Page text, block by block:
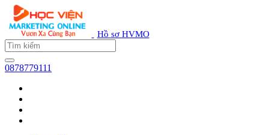
Hồ sơ HVMO
0878779111